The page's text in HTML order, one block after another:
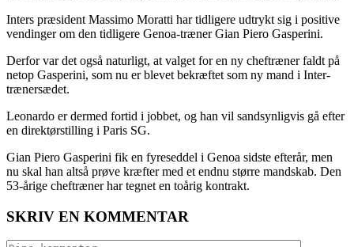
Inters præsident Massimo Moratti har tidligere udtrykt sig i positive
vendinger om den tidligere Genoa-træner Gian Piero Gasperini.
Derfor var det også naturligt, at valget for en ny cheftræner faldt på
netop Gasperini, som nu er blevet bekræftet som ny mand i Inter-
trænersædet.
Leonardo er dermed fortid i jobbet, og han vil sandsynligvis gå efter
en direktørstilling i Paris SG.
Gian Piero Gasperini fik en fyreseddel i Genoa sidste efterår, men
nu skal han altså prøve kræfter med et endnu større mandskab. Den
53-årige cheftræner har tegnet en toårig kontrakt.
SKRIV EN KOMMENTAR